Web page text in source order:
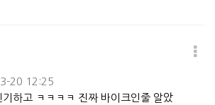
20 12:25
하고 ㅋㅋㅋㅋ 진짜 바이크인줄 알았